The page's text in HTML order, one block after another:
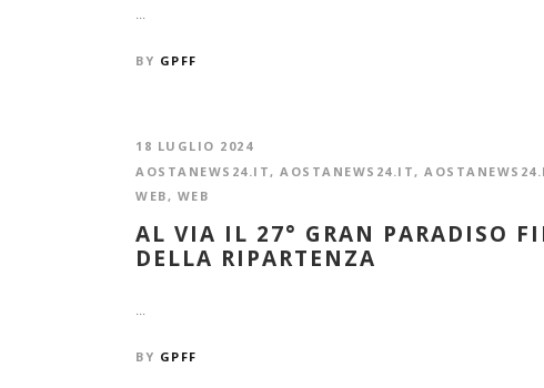
...
BY GPFF
18 LUGLIO 2024
AOSTANEWS24.IT , AOSTANEWS24.IT ,
WEB , WEB
AL VIA IL 27° GRAN PARADISO
DELLA RIPARTENZA
...
BY GPFF